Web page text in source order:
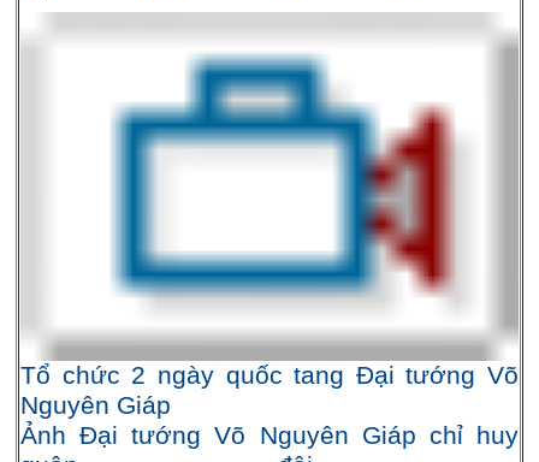
Tổ chức 2 ngày quốc tang Đại tướng Võ
Nguyên Giáp
Ảnh Đại tướng Võ Nguyên Giáp chỉ huy